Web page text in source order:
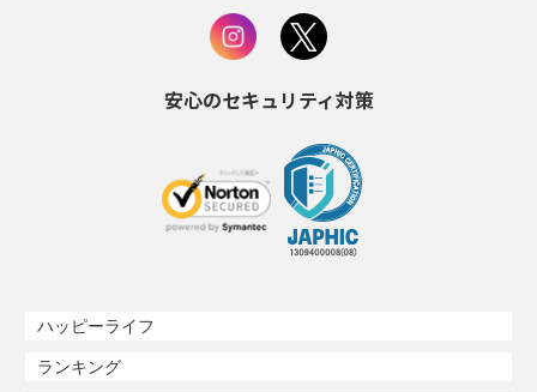
安心のセキュリティ対策
ハッピーライフ
ランキング